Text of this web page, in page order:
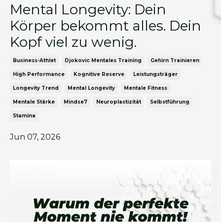
Mental Longevity: Dein
Körper bekommt alles. Dein
Kopf viel zu wenig.
Business-Athlet Djokovic Mentales Training Gehirn Trainieren
High Performance Kognitive Reserve Leistungsträger
Longevity Trend Mental Longevity Mentale Fitness
Mentale Stärke Mindse7 Neuroplastizität Selbstführung
Stamina
Jun 07, 2026